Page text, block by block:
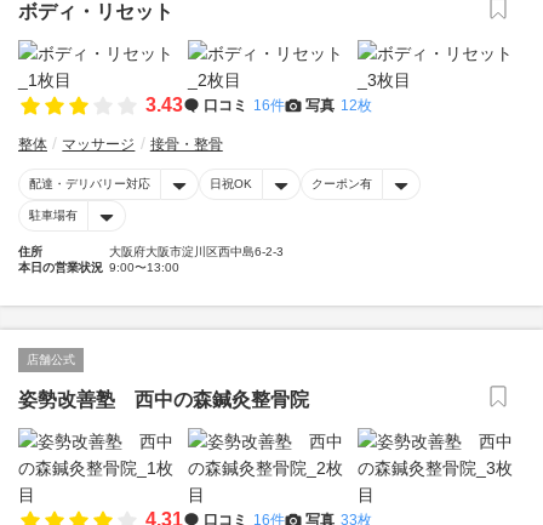
ボディ・リセット
3.43 口コミ 16件 写真 12枚
整体 マッサージ 接骨・整骨
配達・デリバリー対応 日祝OK クーポン有
駐車場有
住所
大阪府大阪市淀川区西中島6-2-3
本日の営業状況 9:00〜13:00
店舗公式
姿勢改善塾 西中の森鍼灸整骨院
4.31 口コミ 16件 写真 33枚